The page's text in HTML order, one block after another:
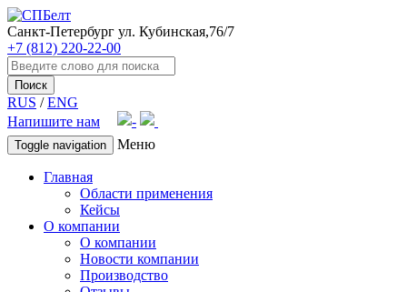
Санкт-Петербург ул. Кубинская,76/7
+7 (812) 220-22-00
Поиск
RUS /ENG
Напишите нам
Toggle navigation Меню
Главная
Области применения
Кейсы
О компании
О компании
Новости компании
Производство